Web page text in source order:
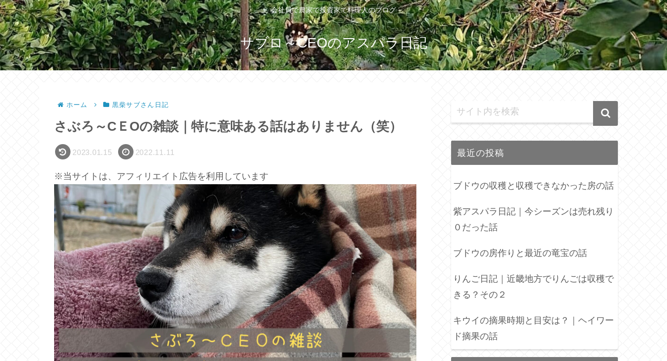
会社員で農家で投資家で料理人のブログ
サブロ～CEOのアスパラ日記
ホーム 黒柴サブさん日記
さぶろ～CＥОの雑談｜特に意味ある話はありません（笑）
2023.01.15 2022.11.11
※当サイトは、アフィリエイト広告を利用しています
最近の投稿
ブドウの収穫と収穫できなかった房の話
紫アスパラ日記｜今シーズンは売れ残り
０だった話
ブドウの房作りと最近の竜宝の話
りんご日記｜近畿地方でりんごは収穫で
きる？その２
キウイの摘果時期と目安は？｜ヘイワー
ド摘果の話